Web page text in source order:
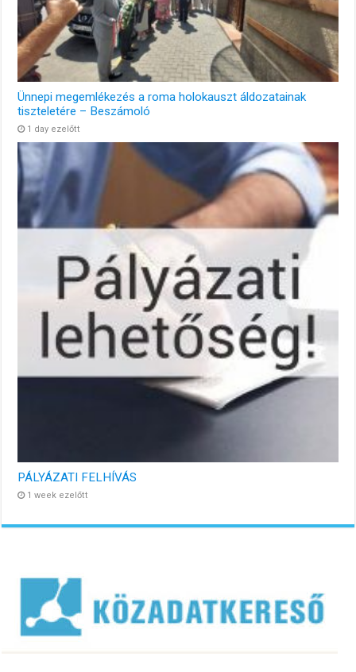
Ünnepi megemlékezés a roma holokauszt áldozatainak
tiszteletére – Beszámoló
1 day ezelőtt
PÁLYÁZATI FELHÍVÁS
1 week ezelőtt